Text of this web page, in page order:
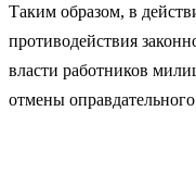
Таким образом, в
противодействия
власти работников
отмены